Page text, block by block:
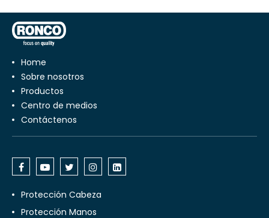
Home
Sobre nosotros
Productos
Centro de medios
Contáctenos
Protección Cabeza
Protección Manos